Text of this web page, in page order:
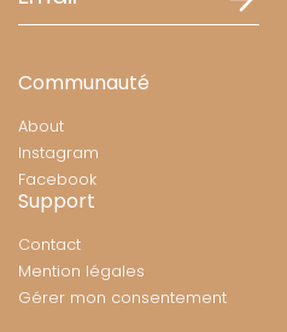
Communauté
About
Instagram
Facebook
Support
Contact
Mention légales
Gérer mon consentement